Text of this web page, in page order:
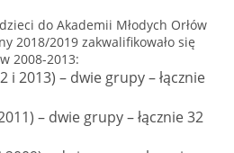
do Akademii Młodych Orłów
2018/2019 zakwalifikowało się
2008-2013:
i 2013) – dwie grupy – łącznie
– dwie grupy – łącznie 32